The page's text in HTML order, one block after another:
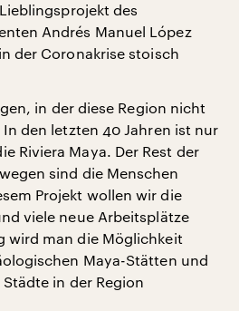
des
Andrés Manuel López
der Coronakrise stoisch
in der diese Region nicht
den letzten 40 Jahren ist nur
Riviera Maya. Der Rest der
sind die Menschen
Projekt wollen wir die
viele neue Arbeitsplätze
wird man die Möglichkeit
Maya-Stätten und
in der Region